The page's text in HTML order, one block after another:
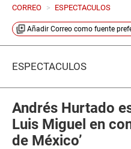
CORREO > ESPECTACULOS
Añadir Correo como fuente
ESPECTÁCULOS
Andrés Hurtado
Luis Miguel en
de México’